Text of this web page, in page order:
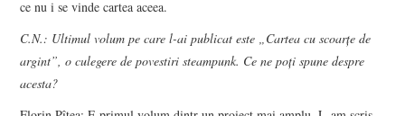
ce nu i se vinde cartea aceea.
C.N.: Ultimul volum pe care l-ai publicat este „Cartea cu scoarțe de
argint”, o culegere de povestiri steampunk. Ce ne poți spune despre
acesta?